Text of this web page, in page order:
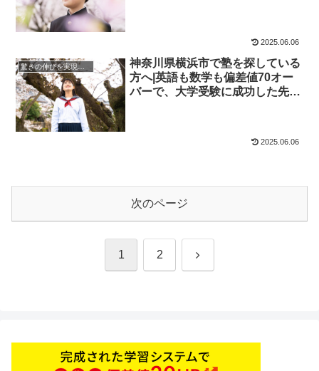
2025.06.06
驚きの伸びを実現｜先輩列伝
神奈川県横浜市で塾を探している
方へ|英語も数学も偏差値70オー
バーで、大学受験に成功した先輩
2025.06.06
次のページ
1 2 次